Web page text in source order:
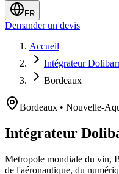
FR
Demander un devis
Accueil
Intégrateur
Bordeaux
Bordeaux • Nouvelle-
Intégrateur
Metropole mondiale du vin,
de l'aéronautique, du